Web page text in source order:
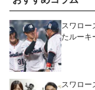
スワロ
たルーキ
スワロ